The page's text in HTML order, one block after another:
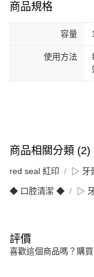
商品規格
容量
使用方法
商品相關分類 (2)
red seal 紅印 ▷ 牙
◆ 口腔清潔 ◆ ▷
評價
喜歡這個商品嗎？購